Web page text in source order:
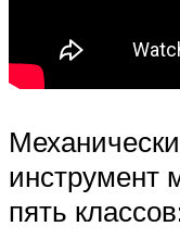
инструмент
пять